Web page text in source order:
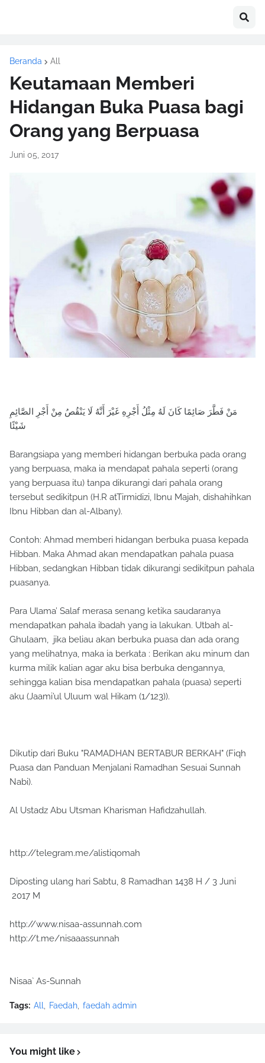
Beranda All
Keutamaan Memberi
Hidangan Buka Puasa bagi
Orang yang Berpuasa
Juni 05, 2017
مَنْ فَطَّرَ صَائِمًا كَانَ لَهُ مِثْلُ أَجْرِهِ غَيْرَ أَنَّهُ لَا يَنْقُصُ مِنْ أَجْرِ الصَّائِمِ
شَيْئًا
Barangsiapa yang memberi hidangan berbuka pada orang
yang berpuasa, maka ia mendapat pahala seperti (orang
yang berpuasa itu) tanpa dikurangi dari pahala orang
tersebut sedikitpun (H.R atTirmidizi, Ibnu Majah, dishahihkan
Ibnu Hibban dan al-Albany).
Contoh: Ahmad memberi hidangan berbuka puasa kepada
Hibban. Maka Ahmad akan mendapatkan pahala puasa
Hibban, sedangkan Hibban tidak dikurangi sedikitpun pahala
puasanya.
Para Ulama’ Salaf merasa senang ketika saudaranya
mendapatkan pahala ibadah yang ia lakukan. Utbah al-
Ghulaam, jika beliau akan berbuka puasa dan ada orang
yang melihatnya, maka ia berkata : Berikan aku minum dan
kurma milik kalian agar aku bisa berbuka dengannya,
sehingga kalian bisa mendapatkan pahala (puasa) seperti
aku (Jaami’ul Uluum wal Hikam (1/123)).
Dikutip dari Buku "RAMADHAN BERTABUR BERKAH" (Fiqh
Puasa dan Panduan Menjalani Ramadhan Sesuai Sunnah
Nabi).
Al Ustadz Abu Utsman Kharisman Hafidzahullah.
http://telegram.me/alistiqomah
Diposting ulang hari Sabtu, 8 Ramadhan 1438 H / 3 Juni
2017 M
http://www.nisaa-assunnah.com
http://t.me/nisaaassunnah
Nisaa` As-Sunnah
Tags: All Faedah faedah admin
You might like